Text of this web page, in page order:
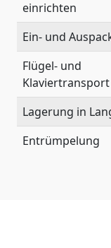
einrichten
Ein- und
Flügel- und
Klaviertransport
Lagerung in
Entrümpelung